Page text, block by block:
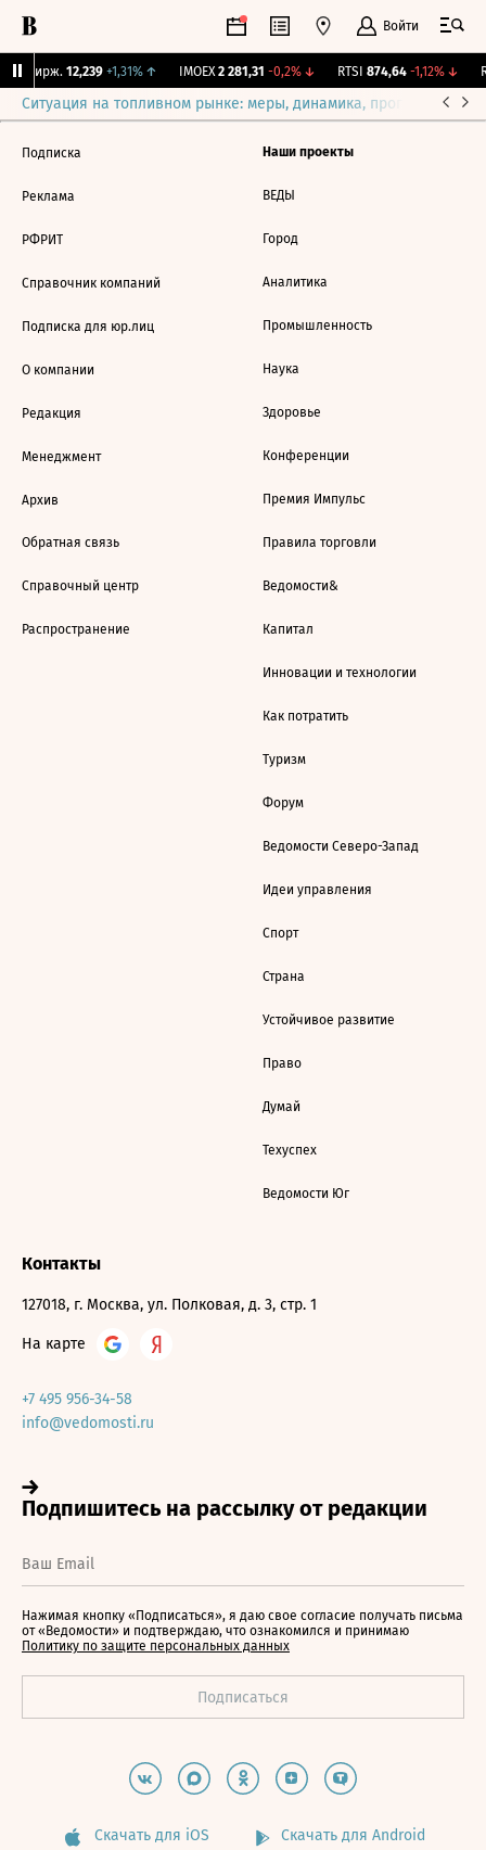
Войти
Бирж. 12,239 +1,31%↑ IMOEX 2 281,31 -0,2%↓ RTSI 874,64 -1,12%↓
Ситуация на топливном рынке: меры, динамика, прогнозы
Подписка
Реклама
РФРИТ
Справочник компаний
Подписка для юр.лиц
О компании
Редакция
Менеджмент
Архив
Обратная связь
Справочный центр
Распространение
Наши проекты
ВЕДЫ
Город
Аналитика
Промышленность
Наука
Здоровье
Конференции
Премия Импульс
Правила торговли
Ведомости&
Капитал
Инновации и технологии
Как потратить
Туризм
Форум
Ведомости Северо-Запад
Идеи управления
Спорт
Страна
Устойчивое развитие
Право
Думай
Техуспех
Ведомости Юг
Контакты
127018, г. Москва, ул. Полковая, д. 3, стр. 1
На карте
+7 495 956-34-58
info@vedomosti.ru
Нажимая кнопку «Подписаться», я даю свое согласие получать письма
от «Ведомости» и подтверждаю, что ознакомился и принимаю
Политику по защите персональных данных
Скачать для iOS Скачать для Android